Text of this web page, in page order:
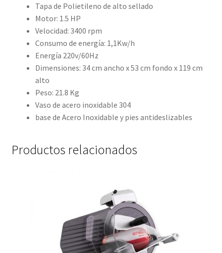
Tapa de Polietileno de alto sellado
Motor: 1.5 HP
Velocidad: 3400 rpm
Consumo de energía: 1,1Kw/h
Energía 220v/60Hz
Dimensiones: 34 cm ancho x 53 cm fondo x 119 cm
alto
Peso: 21.8 Kg
Vaso de acero inoxidable 304
base de Acero Inoxidable y pies antideslizables
Productos relacionados